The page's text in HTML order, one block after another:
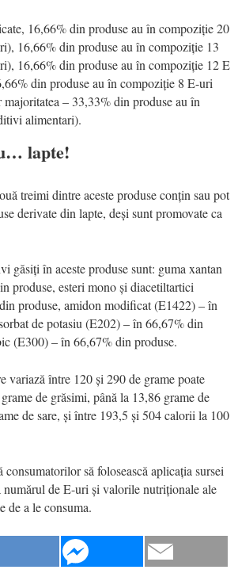
16,66% din produse au în compoziție 20
16,66% din produse au în compoziție 13
16,66% din produse au în compoziție 12 E
din produse au în compoziție 8 E-uri
– 33,33% din produse au în
alimentari).
lapte!
treimi dintre aceste produse conțin sau pot
derivate din lapte, deși sunt promovate ca
găsiți în aceste produse sunt: guma xantan
produse, esteri mono și diacetiltartici
produse, amidon modificat (E1422) – în
de potasiu (E202) – în 66,67% din
(E300) – în 66,67% din produse.
variază între 120 și 290 de grame poate
de grăsimi, până la 13,86 grame de
de sare, și între 193,5 și 504 calorii la 100
să folosească aplicația sursei
numărul de E-uri și valorile nutriționale ale
de a le consuma.